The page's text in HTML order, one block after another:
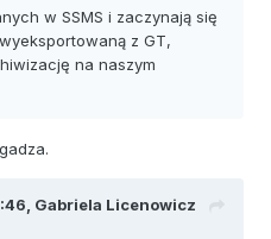
w SSMS i zaczynają się
z GT,
na naszym
Gabriela Licenowicz